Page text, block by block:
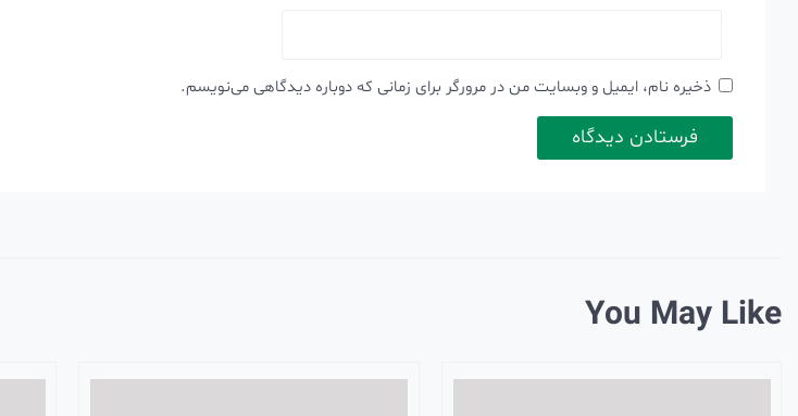
ذخیره نام، ایمیل و وبسایت من در مرورگر برای زمانی که دوباره دیدگاهی می‌نویسم.
You May Like